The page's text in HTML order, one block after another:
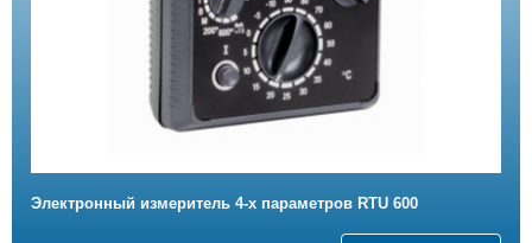
Электронный измеритель 4-х параметров RTU 600